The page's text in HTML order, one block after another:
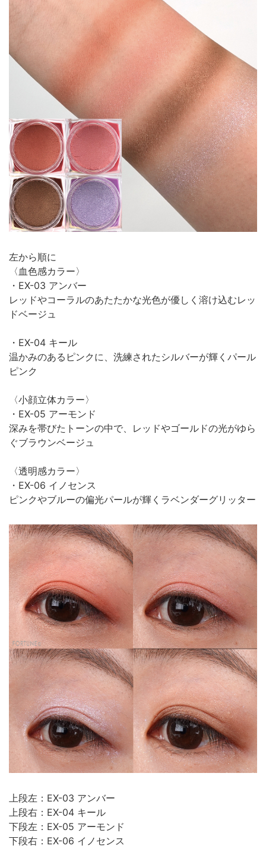
左から順に
〈血色感カラー〉
・EX-03 アンバー
レッドやコーラルのあたたかな光色が優しく溶け込むレッ
ドベージュ
・EX-04 キール
温かみのあるピンクに、洗練されたシルバーが輝くパール
ピンク
〈小顔立体カラー〉
・EX-05 アーモンド
深みを帯びたトーンの中で、レッドやゴールドの光がゆら
ぐブラウンベージュ
〈透明感カラー〉
・EX-06 イノセンス
ピンクやブルーの偏光パールが輝くラベンダーグリッター
上段左：EX-03 アンバー
上段右：EX-04 キール
下段左：EX-05 アーモンド
下段右：EX-06 イノセンス